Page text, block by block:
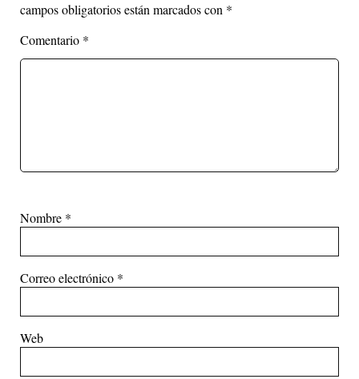
campos obligatorios están marcados con *
Comentario *
Nombre *
Correo electrónico *
Web